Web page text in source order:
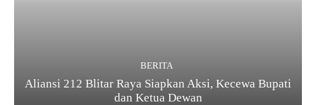
BERITA
Aliansi 212 Blitar Raya Siapkan Aksi, Kecewa Bupati
dan Ketua Dewan